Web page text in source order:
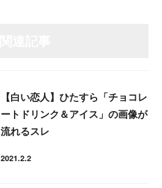
【白い恋人】ひたすら「チョコレ
ートドリンク＆アイス」の画像が
流れるスレ
投稿日
2021.2.2